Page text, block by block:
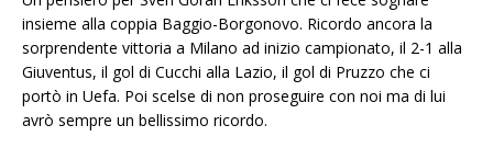
insieme alla coppia Baggio-Borgonovo. Ricordo ancora la
sorprendente vittoria a Milano ad inizio campionato, il 2-1 alla
Giuventus, il gol di Cucchi alla Lazio, il gol di Pruzzo che ci
portò in Uefa. Poi scelse di non proseguire con noi ma di lui
avrò sempre un bellissimo ricordo.